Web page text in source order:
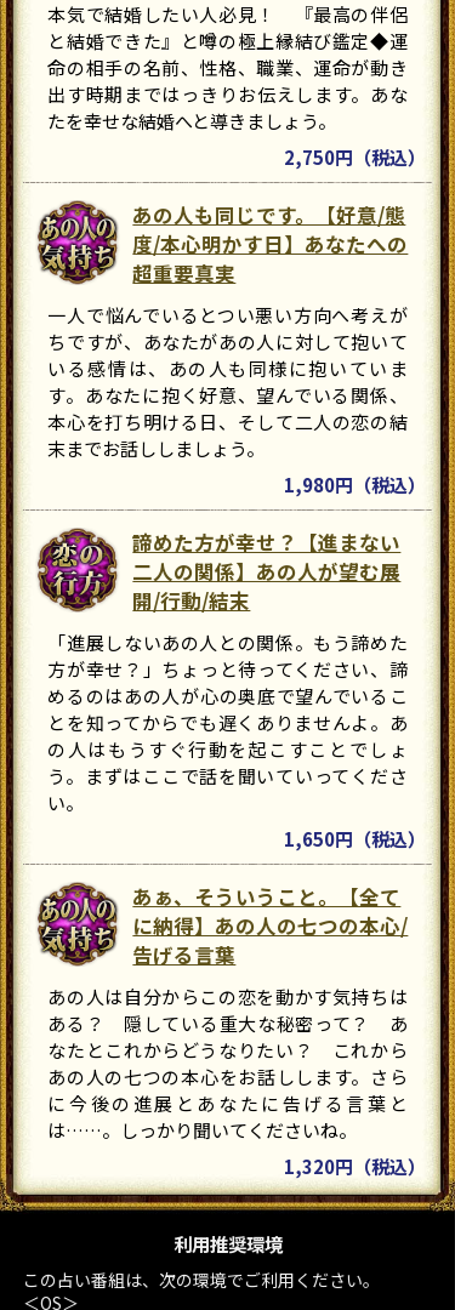
本気で結婚したい人必見！ 『最高の伴侶
と結婚できた』と噂の極上縁結び鑑定◆運
命の相手の名前、性格、職業、運命が動き
出す時期まではっきりお伝えします。あな
たを幸せな結婚へと導きましょう。
2,750円（税込）
あの人も同じです。【好意/態
度/本心明かす日】あなたへの
超重要真実
一人で悩んでいるとつい悪い方向へ考えが
ちですが、あなたがあの人に対して抱いて
いる感情は、あの人も同様に抱いていま
す。あなたに抱く好意、望んでいる関係、
本心を打ち明ける日、そして二人の恋の結
末までお話ししましょう。
1,980円（税込）
諦めた方が幸せ？【進まない
二人の関係】あの人が望む展
開/行動/結末
「進展しないあの人との関係。もう諦めた
方が幸せ？」ちょっと待ってください、諦
めるのはあの人が心の奥底で望んでいるこ
とを知ってからでも遅くありませんよ。あ
の人はもうすぐ行動を起こすことでしょ
う。まずはここで話を聞いていってくださ
い。
1,650円（税込）
あぁ、そういうこと。【全て
に納得】あの人の七つの本心/
告げる言葉
あの人は自分からこの恋を動かす気持ちは
ある？ 隠している重大な秘密って？ あ
なたとこれからどうなりたい？ これから
あの人の七つの本心をお話しします。さら
に今後の進展とあなたに告げる言葉と
は……。しっかり聞いてくださいね。
1,320円（税込）
利用推奨環境
この占い番組は、次の環境でご利用ください。
＜OS＞